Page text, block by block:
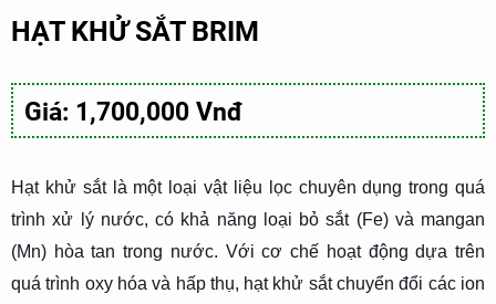
HẠT KHỬ SẮT BRIM
Giá: 1,700,000 Vnđ
Hạt khử sắt là một loại vật liệu lọc chuyên dụng trong quá
trình xử lý nước, có khả năng loại bỏ sắt (Fe) và mangan
(Mn) hòa tan trong nước. Với cơ chế hoạt động dựa trên
quá trình oxy hóa và hấp thụ, hạt khử sắt chuyển đổi các ion